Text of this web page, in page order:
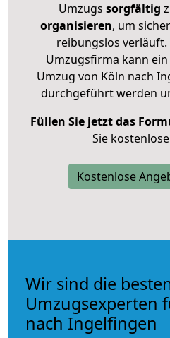
Umzugs sorgfältig
organisieren, um
reibungslos
Umzugsfirma kann
Umzug von Köln nach
durchgeführt werden
Füllen Sie jetzt das
Sie
Kostenlose
Wir sind die
Umzugsexperten
nach Ingelfingen